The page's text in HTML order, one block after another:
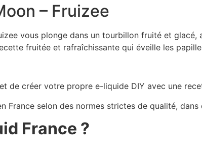
– Fruizee
vous plonge dans un tourbillon fruité et
fruitée et rafraîchissante qui éveille les
de créer votre propre e-liquide DIY avec une
France selon des normes strictes de qualité,
France ?